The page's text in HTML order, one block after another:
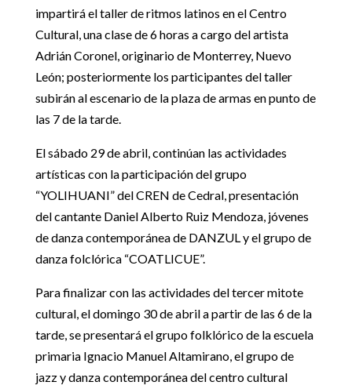
impartirá el taller de ritmos latinos en el Centro
Cultural, una clase de 6 horas a cargo del artista
Adrián Coronel, originario de Monterrey, Nuevo
León; posteriormente los participantes del taller
subirán al escenario de la plaza de armas en punto de
las 7 de la tarde.
El sábado 29 de abril, continúan las actividades
artísticas con la participación del grupo
“YOLIHUANI” del CREN de Cedral, presentación
del cantante Daniel Alberto Ruiz Mendoza, jóvenes
de danza contemporánea de DANZUL y el grupo de
danza folclórica “COATLICUE”.
Para finalizar con las actividades del tercer mitote
cultural, el domingo 30 de abril a partir de las 6 de la
tarde, se presentará el grupo folklórico de la escuela
primaria Ignacio Manuel Altamirano, el grupo de
jazz y danza contemporánea del centro cultural